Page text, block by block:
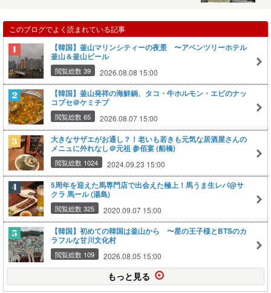
このブログでよく読まれている記事
【韓国】釜山マリンシティーの夜景 〜アベンツリーホテル
釜山＆釜山ビール
閲覧総数 39 2026.08.08 15:00
【韓国】釜山発祥の海鮮鍋、タコ・牛ホルモン・エビのナッ
コプセ＠ケミチプ
閲覧総数 65 2026.08.07 15:00
大きなサザエがお通し？！老いも若きも元気な居酒屋さんの
メニュに外れなし＠元祖 参佰宴 (船橋)
閲覧総数 1024 2024.09.23 15:00
5周年を迎えた馬専門店で出会えた極上！馬うま生レバ@サ
クラ 馬ール (湯島)
閲覧総数 325 2020.09.07 15:00
【韓国】初めての韓国は釜山から 〜星の王子様とBTSのカ
ラフルな甘川文化村
閲覧総数 109 2026.08.05 15:00
もっと見る